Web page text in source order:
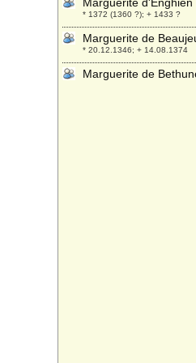
* 1372 (1360 ?); + 1433 ?
Marguerite de
* 20.12.1346; + 14.08.1374
Marguerite de